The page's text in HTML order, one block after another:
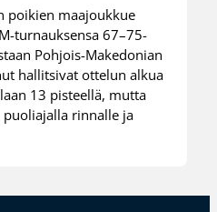
poikien maajoukkue
turnauksensa 67–75-
Pohjois-Makedonian
hallitsivat ottelun alkua
13 pisteellä, mutta
rinnalle ja